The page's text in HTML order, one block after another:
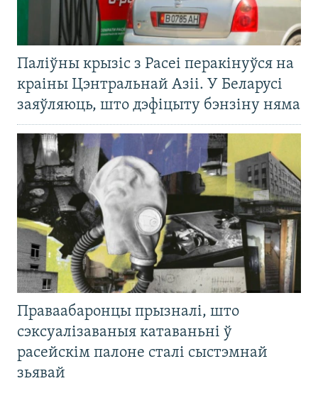
Паліўны крызіс з Расеі перакінуўся на
краіны Цэнтральнай Азіі. У Беларусі
заяўляюць, што дэфіцыту бэнзіну няма
Праваабаронцы прызналі, што
сэксуалізаваныя катаваньні ў
расейскім палоне сталі сыстэмнай
зьявай